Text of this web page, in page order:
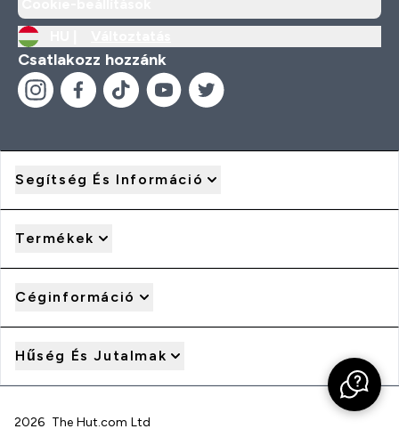
Csatlakozz hozzánk
Segítség És Információ
Termékek
Céginformáció
Hűség És Jutalmak
2026 The Hut.com Ltd